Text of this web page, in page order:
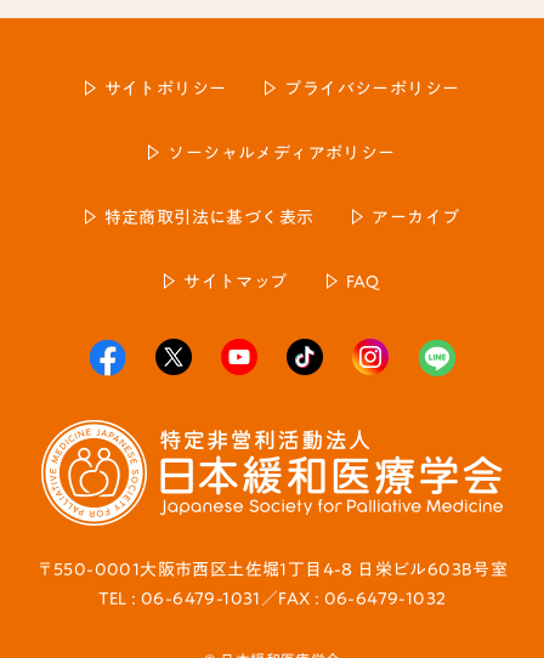
〒550-0001大阪市西区土佐堀1丁目4-8 日栄ビル603B号室
TEL : 06-6479-1031／FAX : 06-6479-1032
サイトポリシー プライバシーポリシー
ソーシャルメディアポリシー
特定商取引法に基づく表示 アーカイブ
サイトマップ FAQ